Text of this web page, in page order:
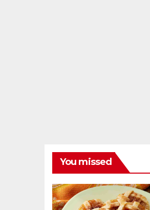
You missed